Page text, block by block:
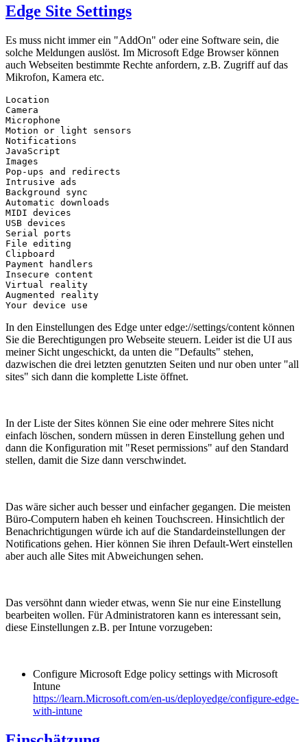
Edge Site Settings
Es muss nicht immer ein "AddOn" oder eine Software sein, die
solche Meldungen auslöst. Im Microsoft Edge Browser können
auch Webseiten bestimmte Rechte anfordern, z.B. Zugriff auf das
Mikrofon, Kamera etc.
Location
Camera
Microphone
Motion or light sensors
Notifications
JavaScript
Images
Pop-ups and redirects
Intrusive ads
Background sync
Automatic downloads
MIDI devices
USB devices
Serial ports
File editing
Clipboard
Payment handlers
Insecure content
Virtual reality
Augmented reality
Your device use
In den Einstellungen des Edge unter edge://settings/content können
Sie die Berechtigungen pro Webseite steuern. Leider ist die UI aus
meiner Sicht ungeschickt, da unten die "Defaults" stehen,
dazwischen die drei letzten genutzten Seiten und nur oben unter "all
sites" sich dann die komplette Liste öffnet.
In der Liste der Sites können Sie eine oder mehrere Sites nicht
einfach löschen, sondern müssen in deren Einstellung gehen und
dann die Konfiguration mit "Reset permissions" auf den Standard
stellen, damit die Size dann verschwindet.
Das wäre sicher auch besser und einfacher gegangen. Die meisten
Büro-Computern haben eh keinen Touchscreen. Hinsichtlich der
Benachrichtigungen würde ich auf die Standardeinstellungen der
Notifications gehen. Hier können Sie ihren Default-Wert einstellen
aber auch alle Sites mit Abweichungen sehen.
Das versöhnt dann wieder etwas, wenn Sie nur eine Einstellung
bearbeiten wollen. Für Administratoren kann es interessant sein,
diese Einstellungen z.B. per Intune vorzugeben:
Configure Microsoft Edge policy settings with Microsoft
Intune
https://learn.Microsoft.com/en-us/deployedge/configure-edge-
with-intune